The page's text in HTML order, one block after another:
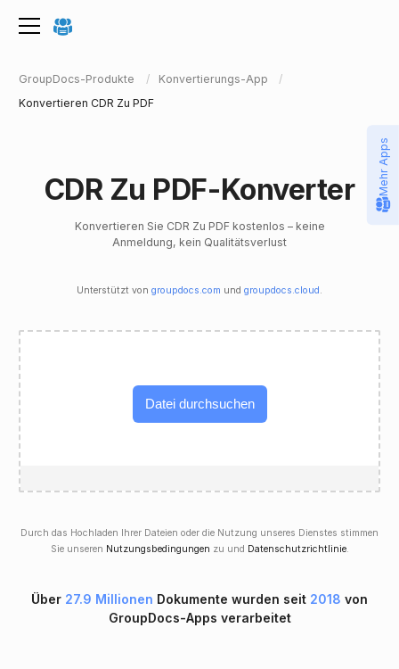
GroupDocs-Produkte
Konvertierungs-App
Konvertieren CDR Zu PDF
CDR Zu PDF-Konverter
Konvertieren Sie CDR Zu PDF kostenlos – keine
Anmeldung, kein Qualitätsverlust
Unterstützt von groupdocs.com und groupdocs.cloud .
Datei durchsuchen
Durch das Hochladen Ihrer Dateien oder die Nutzung unseres Dienstes stimmen
Sie unseren Nutzungsbedingungen zu und Datenschutzrichtlinie.
Über 27.9 Millionen Dokumente wurden seit 2018 von
GroupDocs-Apps verarbeitet
Mehr Apps